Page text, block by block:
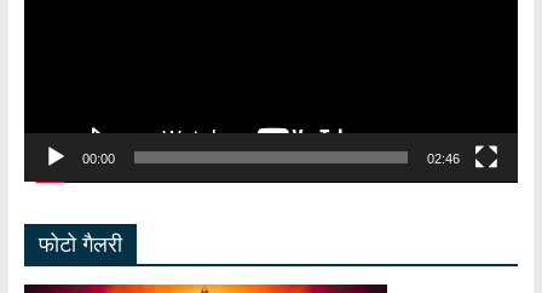
00:00 02:46
फोटो गैलरी